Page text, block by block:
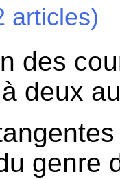
articles)
des
deux
genre